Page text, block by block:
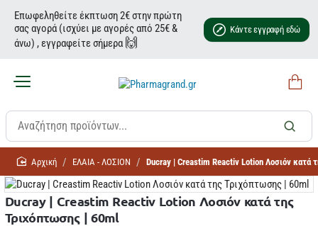
Επωφεληθείτε έκπτωση 2€ στην πρώτη
σας αγορά (ισχύει με αγορές από 25€ &
άνω) , εγγραφείτε σήμερα 🙌
Κάντε εγγραφή εδώ
homeΕΛΑΙΑ - ΛΟΣΙΟΝ Ducray | Creastim Reactiv Lotion Λοσιόν κατά
Ducray | Creastim Reactiv Lotion Λοσιόν κατά της
Τριχόπτωσης | 60ml